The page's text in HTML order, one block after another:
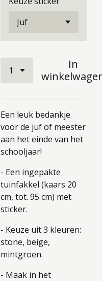
In
Een leuk bedankje
voor de juf of meester
aan het einde van het
schooljaar!
- Een ingepakte
tuinfakkel (kaars 20
cm, tot. 95 cm) met
sticker.
- Keuze uit 3 kleuren:
stone, beige,
mintgroen.
- Maak in het